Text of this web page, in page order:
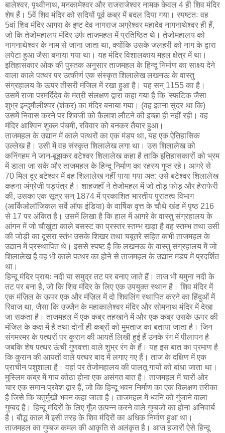
बालेश्वर, पृथ्वीनाथ, मनकामेश्वर और राजराजेश्वर नामक केवल 4 ही शिव मंदिर
शेष हैं। 5वें शिव मंदिर को सदियों पूर्व कब्र में बदल दिया गया। स्पष्टतः वह
5वां शिव मंदिर आगरा के इष्ट देव नागराज अग्रेश्वर महादेव नागनाथेश्वर ही हैं,
जो कि तेजोमहालय मंदिर उर्फ ताजमहल में प्रतिष्ठित थे। तेजोमहालय को
नागनाथेश्वर के नाम से जाना जाता था, क्योंकि उसके जलहरी को नाग के द्वारा
लपेटा हुआ जैसा बनाया गया था। यह मंदिर विशालकाय महल क्षेत्र में था।
इतिहासकार ओक की पुस्तक अनुसार ताजमहल के हिन्दू निर्माण का साक्ष्य देने
वाला काले पत्थर पर उत्कीर्ण एक संस्कृत शिलालेख लखनऊ के वास्तु
संग्रहालय के ऊपर तीसरी मंजिल में रखा हुआ है। यह सन् 1155 का है।
उसमें राजा परमर्दिदेव के मंत्री संलक्षण द्वारा कहा गया है कि 'स्फटिक जैसा
शुभ्र इन्दुमौलीश्‍वर (शंकर) का मंदिर बनाया गया। (वह इतना सुंदर था कि)
उसमें निवास करने पर शिवजी को कैलाश लौटने की इच्छा ही नहीं रही। वह
मंदिर आश्‍विन शुक्ल पंचमी, रविवार को बनकर तैयार हुआ।
ताजमहल के उद्यान में काले पत्थरों का एक मंडप था, यह एक ऐतिहासिक
उल्लेख है। उसी में वह संस्कृत शिलालेख लगा था। उस शिलालेख को
कनिंगहम ने जान-बूझकर वटेश्वर शिलालेख कहा है ताकि इतिहासकारों को भ्रम
में डाला जा सके और ताजमहल के हिन्दू निर्माण का रहस्य गुप्त रहे। आगरे से
70 मिल दूर बटेश्वर में वह शिलालेख नहीं पाया गया अत: उसे बटेश्वर शिलालेख
कहना अंग्रेजी षड्‍यंत्र है। शाहजहाँ ने तेजोमहल में जो तोड़ फोड़ और हेराफेरी
की, उसका एक सूत्र सन् 1874 में प्रकाशित भारतीय पुरातत्व विभाग
(आर्किओलॉजिकल सर्वे ऑफ इंडिया) के वार्षिक वृत्त के चौथे खंड में पृष्ठ 216
से 17 पर अंकित है। उसमें लिखा है कि हाल में आगरे के वास्तु संग्रहालय के
आंगन में जो चौखुंटा काले बसस्ट का प्रस्तर स्तम्भ खड़ा है वह स्तम्भ तथा उसी
की जोड़ी का दूसरा स्तंभ उसके शिखर तथा चबूतरे सहित कभी ताजमहल के
उद्यान में प्रस्थापित थे। इससे स्पष्ट है कि लखनऊ के वास्तु संग्रहालय में जो
शिलालेख है वह भी काले पत्थर का होने से ताजमहल के उद्यान मंडप में प्रदर्शित
था।
हिन्दू मंदिर प्रायः नदी या समुद्र तट पर बनाए जाते हैं। ताज भी यमुना नदी के
तट पर बना है, जो कि शिव मंदिर के लिए एक उपयुक्त स्थान है। शिव मंदिर में
एक मंज़िल के ऊपर एक और मंज़िल में दो शिवलिंग स्थापित करने का हिंदुओं में
रिवाज था, जैसा कि उज्जैन के महाकालेश्वर मंदिर और सोमनाथ मंदिर में देखा
जा सकता है। ताजमहल में एक कब्र तहखाने में और एक कब्र उसके ऊपर की
मंजिल के कक्ष में है तथा दोनों ही कब्रों को मुमताज का बताया जाता है। जिन
संगमरमर के पत्थरों पर कुरान की आयतें लिखी हुई हैं उनके रंग में पीलापन है
जबकि शेष पत्थर ऊंची गुणवत्ता वाले शुभ्र रंग के हैं। यह इस बात का प्रमाण है
कि कुरान की आयतों वाले पत्थर बाद में लगाए गए हैं। ताज के दक्षिण में एक
प्राचीन पशुशाला है। वहां पर तेजोमहालय की पालतू गायों को बांधा जाता था।
मुस्लिम कब्र में गाय कोठा होना एक असंगत बात है। ताजमहल में चारों ओर
चार एक समान प्रवेश द्वार हैं, जो कि हिन्दू भवन निर्माण का एक विलक्षण तरीका
है जिसे कि चतुर्मुखी भवन कहा जाता है। ताजमहल में ध्वनि को गुंजाने वाला
गुम्बद है। हिन्दू मंदिरों के लिए गूँज उत्पन्न करने वाले गुम्बजों का होना अनिवार्य
है। बौद्ध काल में इसी तरह के शिव मंदिरों का अधिक निर्माण हुआ था।
ताजमहल का गुम्बज कमल की आकृति से अलंकृत है। आज हजारों ऐसे हिन्दू